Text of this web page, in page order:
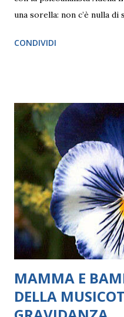
una sorella: non c’è nulla
Brontë e forse nessuno
quando si tratta di
più sorelle, con dinamiche
di età, possono innescarsi
paragone, a volte di
affrontare la sfera delle
top model di punta del
Bella e Gigi Hadid, 25 e
piccola delle bellissime
CONDIVIDI
MAMMA E
DELLA